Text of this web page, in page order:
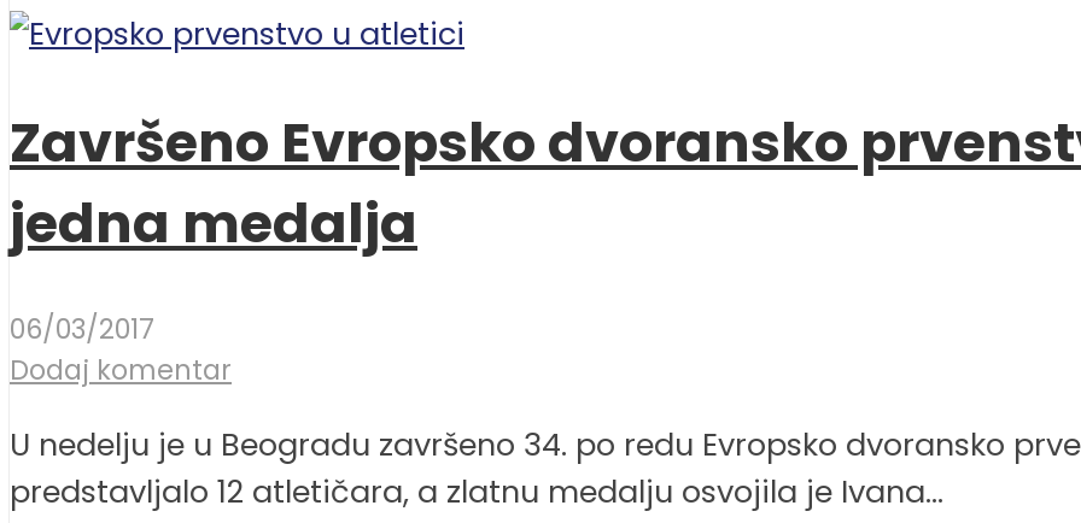
Završeno Evropsko dvoransko
jedna medalja
06/03/2017
Dodaj komentar
U nedelju je u Beogradu završeno 34. po redu Evropsko dvoransko
predstavljalo 12 atletičara, a zlatnu medalju osvojila je Ivana...